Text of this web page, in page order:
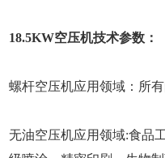
18.5KW空压机技术参数：
螺杆空压机应用领域：所有
无油空压机应用领域:食品